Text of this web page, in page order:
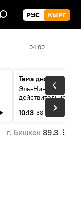
РУС КЫРГ
04:00
Тема дня
Эль-Ниньо, жара и
действительно
погоду в
10:13 38 мин
г. Бишкек 89.3